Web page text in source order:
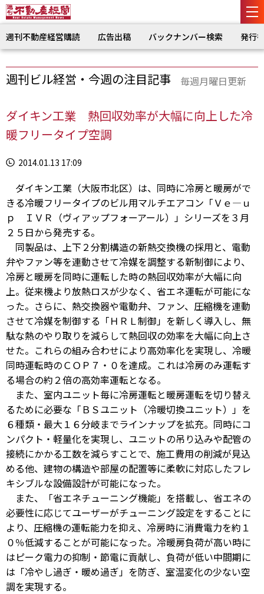
週刊不動産経営購読 広告出稿 バックナンバー検索 発行
週刊ビル経営・今週の注目記事 毎週月曜日更新
ダイキン工業 熱回収効率が大幅に向上した冷
暖フリータイプ空調
2014.01.13 17:09
ダイキン工業（大阪市北区）は、同時に冷房と暖房がで
きる冷暖フリータイプのビル用マルチエアコン「Ｖｅ―ｕ
ｐ ＩＶＲ（ヴィアップフォーアール）」シリーズを３月
２５日から発売する。
同製品は、上下２分割構造の新熱交換機の採用と、電動
弁やファン等を連動させて冷媒を調整する新制御により、
冷房と暖房を同時に運転した時の熱回収効率が大幅に向
上。従来機より放熱ロスが少なく、省エネ運転が可能にな
った。さらに、熱交換器や電動弁、ファン、圧縮機を連動
させて冷媒を制御する「ＨＲＬ制御」を新しく導入し、無
駄な熱のやり取りを減らして熱回収の効率を大幅に向上さ
せた。これらの組み合わせにより高効率化を実現し、冷暖
同時運転時のＣＯＰ７・０を達成。これは冷房のみ運転す
る場合の約２倍の高効率運転となる。
また、室内ユニット毎に冷房運転と暖房運転を切り替え
るために必要な「ＢＳユニット（冷暖切換ユニット）」を
６種類・最大１６分岐までラインナップを拡充。同時にコ
ンパクト・軽量化を実現し、ユニットの吊り込みや配管の
接続にかかる工数を減らすことで、施工費用の削減が見込
める他、建物の構造や部屋の配置等に柔軟に対応したフレ
キシブルな設備設計が可能になった。
また、「省エネチューニング機能」を搭載し、省エネの
必要性に応じてユーザーがチューニング設定をすることに
より、圧縮機の運転能力を抑え、冷房時に消費電力を約１
０％低減することが可能になった。冷暖房負荷が高い時に
はピーク電力の抑制・節電に貢献し、負荷が低い中間期に
は「冷やし過ぎ・暖め過ぎ」を防ぎ、室温変化の少ない空
調を実現する。